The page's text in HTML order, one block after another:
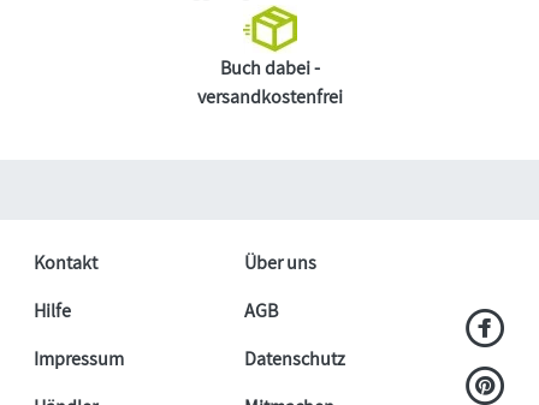
Buch dabei -
versandkostenfrei
Kontakt
Über uns
Hilfe
AGB
Impressum
Datenschutz